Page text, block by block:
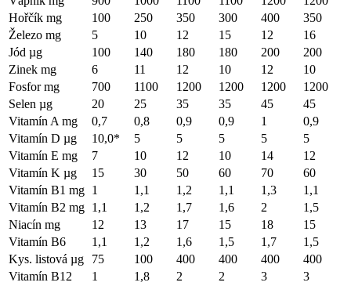
Hořčík mg
100 250 350 300 400
350
Železo mg
5 10 12 15 12
16
Jód µg
100 140 180 180 200
200
Zinek mg
6 11 12 10 12
10
Fosfor mg
700 1100 1200 1200 1200
1200
Selen µg
20 25 35 35 45
45
Vitamín A mg
0,7 0,8 0,9 0,9 1
0,9
Vitamín D µg
10,0* 5 5 5 5
5
Vitamín E mg
7 10 12 10 14
12
Vitamín K µg
15 30 50 60 70
60
Vitamín B1 mg 1 1,1 1,2 1,1 1,3
1,1
Vitamín B2 mg 1,1 1,2 1,7 1,6 2
1,5
Niacín mg
12 13 17 15 18
15
Vitamín B6
1,1 1,2 1,6 1,5 1,7
1,5
Kys. listová µg
75 100 400 400 400
400
Vitamín B12
1 1,8 2 2 3
3